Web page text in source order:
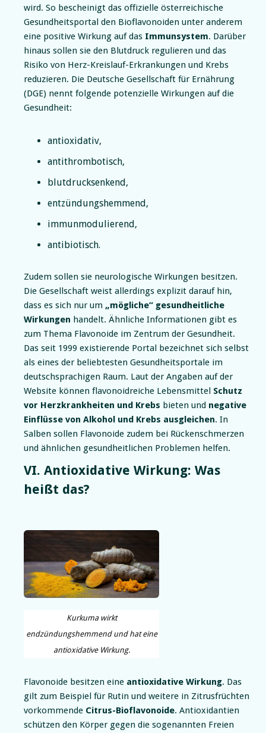
wird. So bescheinigt das offizielle österreichische
Gesundheitsportal den Bioflavonoiden unter anderem
eine positive Wirkung auf das Immunsystem. Darüber
hinaus sollen sie den Blutdruck regulieren und das
Risiko von Herz-Kreislauf-Erkrankungen und Krebs
reduzieren. Die Deutsche Gesellschaft für Ernährung
(DGE) nennt folgende potenzielle Wirkungen auf die
Gesundheit:
antioxidativ,
antithrombotisch,
blutdrucksenkend,
entzündungshemmend,
immunmodulierend,
antibiotisch.
Zudem sollen sie neurologische Wirkungen besitzen.
Die Gesellschaft weist allerdings explizit darauf hin,
dass es sich nur um „mögliche“ gesundheitliche
Wirkungen handelt. Ähnliche Informationen gibt es
zum Thema Flavonoide im Zentrum der Gesundheit.
Das seit 1999 existierende Portal bezeichnet sich selbst
als eines der beliebtesten Gesundheitsportale im
deutschsprachigen Raum. Laut der Angaben auf der
Website können flavonoidreiche Lebensmittel Schutz
vor Herzkrankheiten und Krebs bieten und negative
Einflüsse von Alkohol und Krebs ausgleichen. In
Salben sollen Flavonoide zudem bei Rückenschmerzen
und ähnlichen gesundheitlichen Problemen helfen.
VI. Antioxidative Wirkung: Was
heißt das?
Kurkuma wirkt
endzündungshemmend und hat eine
antioxidative Wirkung.
Flavonoide besitzen eine antioxidative Wirkung. Das
gilt zum Beispiel für Rutin und weitere in Zitrusfrüchten
vorkommende Citrus-Bioflavonoide. Antioxidantien
schützen den Körper gegen die sogenannten Freien